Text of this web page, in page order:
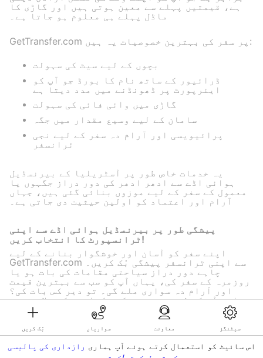
بُک کریں سواریاں معاونت سیٹنگز
اس سائیٹ کو استعمال کرتے ہوئے آپ ہماری رازداری کی پالیسی
ہے، قیمتیں پہلے سے معین ہوتی ہیں اور گاڑی کا
ماڈل پہلے ہی معلوم ہو جاتا ہے۔
GetTransfer.com پر سفر کی بہترین خصوصیات یہ ہیں:
بچوں کے لیے سیٹ کی سہولت
ڈرائیور کے ساتھ نام کا بورڈ جو آپ کو
ایئرپورٹ پر ڈھونڈنے میں مدد دیتا ہے
گاڑی میں وائی فائی کی سہولت
سامان کے لیے وسیع مقدار میں جگہ
پرائیویسی اور آرام دہ سفر کے لیے نجی
ٹرانسفر
یہ خدمات خاص طور پر آسٹریلیا کے بیرنسڈیل
ہوائی اڈے سے ادھر ادھر کی دور دراز جگہوں یا
معمول کے سفر کے لیے موزوں بنائی گئی ہیں، جہاں
آرام اور اعتماد کو اولین حیثیت دی جاتی ہے۔
پیشگی طور پر بیرنسڈیل ہوائی اڈے سے اپنی
ٹرانسپورٹ کا انتخاب کریں!
اپنے سفر کو آسان اور خوشگوار بنانے کے لیے
GetTransfer.com سے اپنی ٹرانسفر پیشگی بُک کریں۔
چاہے دور دراز سیاحتی مقامات کی بات ہو یا
روزمرہ کے سفر کی، یہاں آپ کو سب سے بہترین قیمت
اور آرام دہ سواری ملے گی۔ تو دیر کس بات کی؟
چلیں آپ کے لیے سب سے پرکشش کرایوں کی تلاش شروع
©KG GLOBAL LIMITED. GetTransfer® is trademark of KG GLOBAL LIMITED.